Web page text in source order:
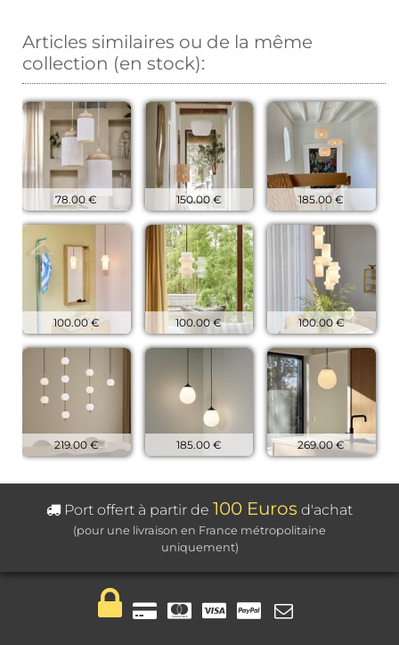
Articles similaires ou de la même
collection (en stock):
78.00 € 150.00 € 185.00 €
100.00 € 100.00 € 100.00 €
219.00 € 185.00 € 269.00 €
Port offert à partir de 100 Euros d'achat
(pour une livraison en France métropolitaine
uniquement)